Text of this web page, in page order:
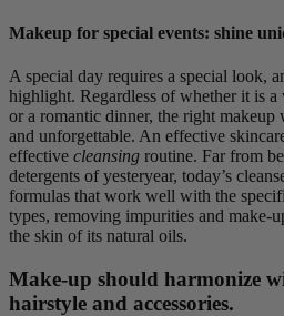
Makeup for special events: shine
A special day requires a special look,
highlight. Regardless of whether it is a
or a romantic dinner, the right
and unforgettable. An effective
effective cleansing routine. Far from
detergents of yesteryear, today’s
formulas that work well with the
types, removing impurities and make-
the skin of its natural oils.
Make-up should harmonize
hairstyle and accessories.